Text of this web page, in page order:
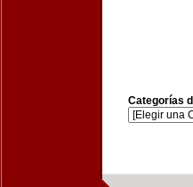
Categorías